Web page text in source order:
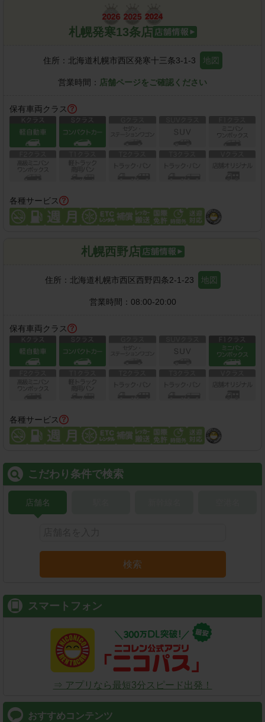
札幌発寒13条店
住所： 北海道札幌市西区発寒十三条3-1-3 地図
営業時間： 店舗ページをご確認ください
保有車両クラス
各種サービス
札幌西野店
住所： 北海道札幌市西区西野四条2-1-23 地図
営業時間： 08:00-20:00
保有車両クラス
各種サービス
こだわり条件で検索
店舗名
検索
スマートフォン
⇒ アプリなら最短3分スピード出発！
おすすめコンテンツ